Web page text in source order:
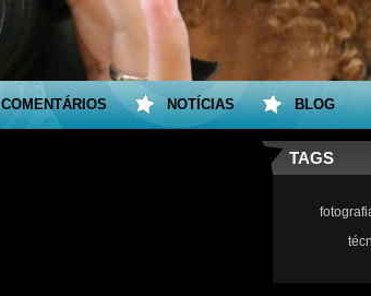
TAGS
COMENTÁRIOS NOTÍCIAS BLOG